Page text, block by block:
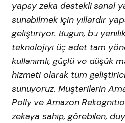
yapay zeka destekli sanal
sunabilmek için yıllardır
geliştiriyor. Bugün, bu
teknolojiyi üç adet tam
kullanımlı, güçlü ve düşük
hizmeti olarak tüm
sunuyoruz. Müşterilerin
Polly ve Amazon
zekaya sahip, görebilen,